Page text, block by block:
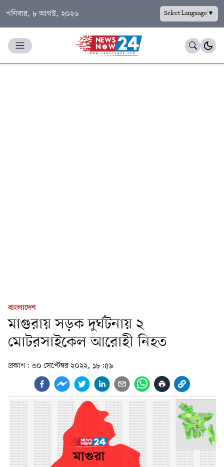
শনিবার, ৮ আগস্ট, ২০২৬ Select Language▼
বাংলাদেশ
মাগুরায় সড়ক দুর্ঘটনায় ২
মোটরসাইকেল আরোহী নিহত
প্রকাশ: ৩০ সেপ্টেম্বর ২০২২, ১৮:৫৯